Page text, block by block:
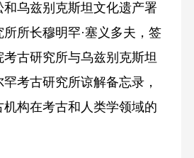
和乌兹别克斯坦文化遗产署
所长穆明罕·塞义多夫，签
古研究所与乌兹别克斯坦
考古研究所谅解备忘录，
机构在考古和人类学领域的